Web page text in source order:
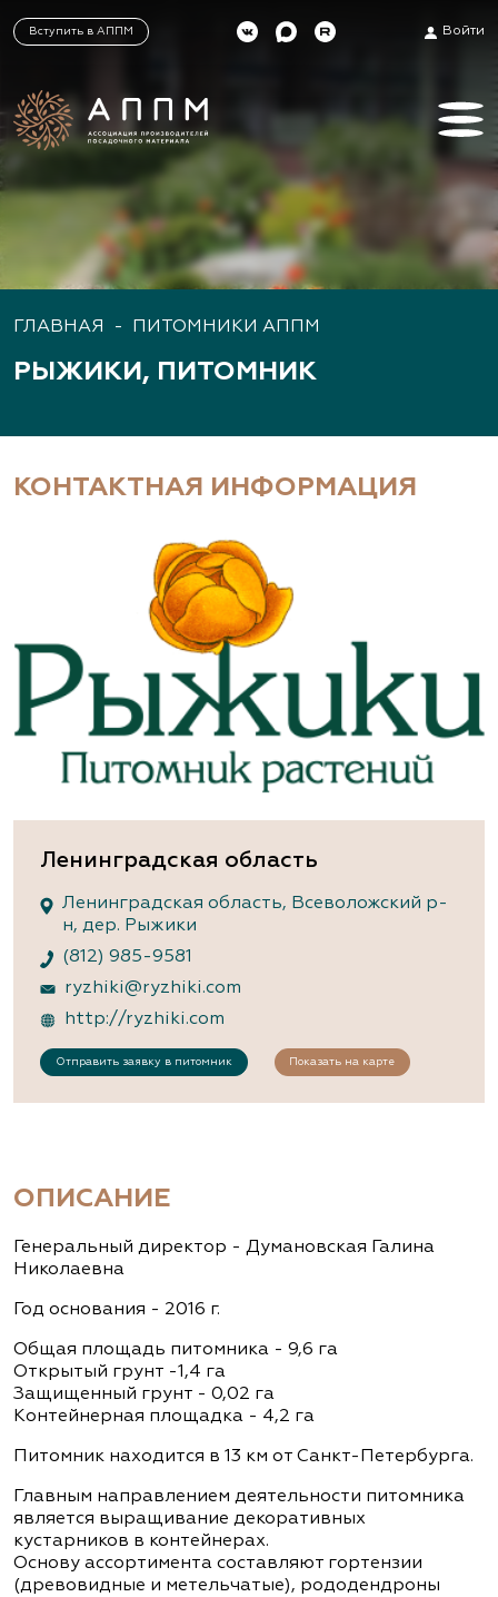
Вступить в АППМ Войти
ГЛАВНАЯ - ПИТОМНИКИ АППМ
РЫЖИКИ, ПИТОМНИК
КОНТАКТНАЯ ИНФОРМАЦИЯ
Ленинградская область
Ленинградская область, Всеволожский р-
н, дер. Рыжики
(812) 985-9581
ryzhiki@ryzhiki.com
http://ryzhiki.com
Отправить заявку в питомник Показать на карте
ОПИСАНИЕ
Генеральный директор - Думановская Галина
Николаевна
Год основания - 2016 г.
Общая площадь питомника - 9,6 га
Открытый грунт -1,4 га
Защищенный грунт - 0,02 га
Контейнерная площадка - 4,2 га
Питомник находится в 13 км от Санкт-Петербурга.
Главным направлением деятельности питомника
является выращивание декоративных
кустарников в контейнерах.
Основу ассортимента составляют гортензии
(древовидные и метельчатые), рододендроны